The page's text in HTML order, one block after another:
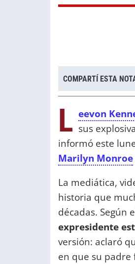
COMPARTÍ ESTA
L eevon
sus
informó este
Marilyn Monroe
La mediática,
historia que
décadas. Según
expresidente
versión: aclaró
en que su padre